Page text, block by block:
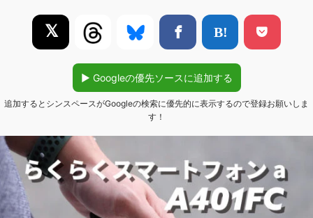
𝕏
▶︎ Googleの優先ソースに追加する
追加するとシンスペースがGoogleの検索に優先的に表示するので登録お願いしま
す！